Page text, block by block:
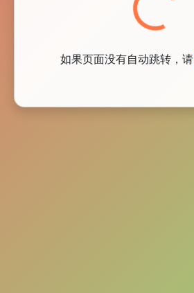
Loading...
如果页面没有自动跳转，请